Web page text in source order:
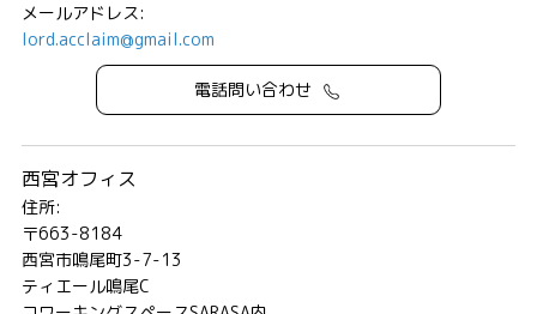
メールアドレス:
lord.acclaim@gmail.com
電話問い合わせ
西宮オフィス
住所:
〒663-8184
西宮市鳴尾町3-7-13
ティエール鳴尾C